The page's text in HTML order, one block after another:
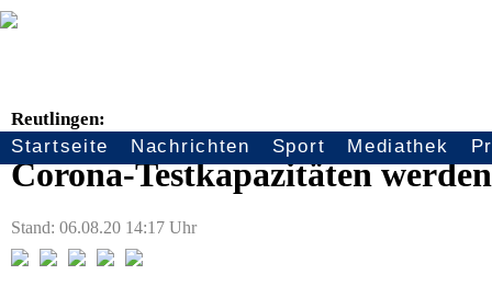
Seitennavigation
Startseite Nachrichten Sport Mediathek
Reutlingen:
Corona-Testkapazitäten
Stand: 06.08.20 14:17 Uhr